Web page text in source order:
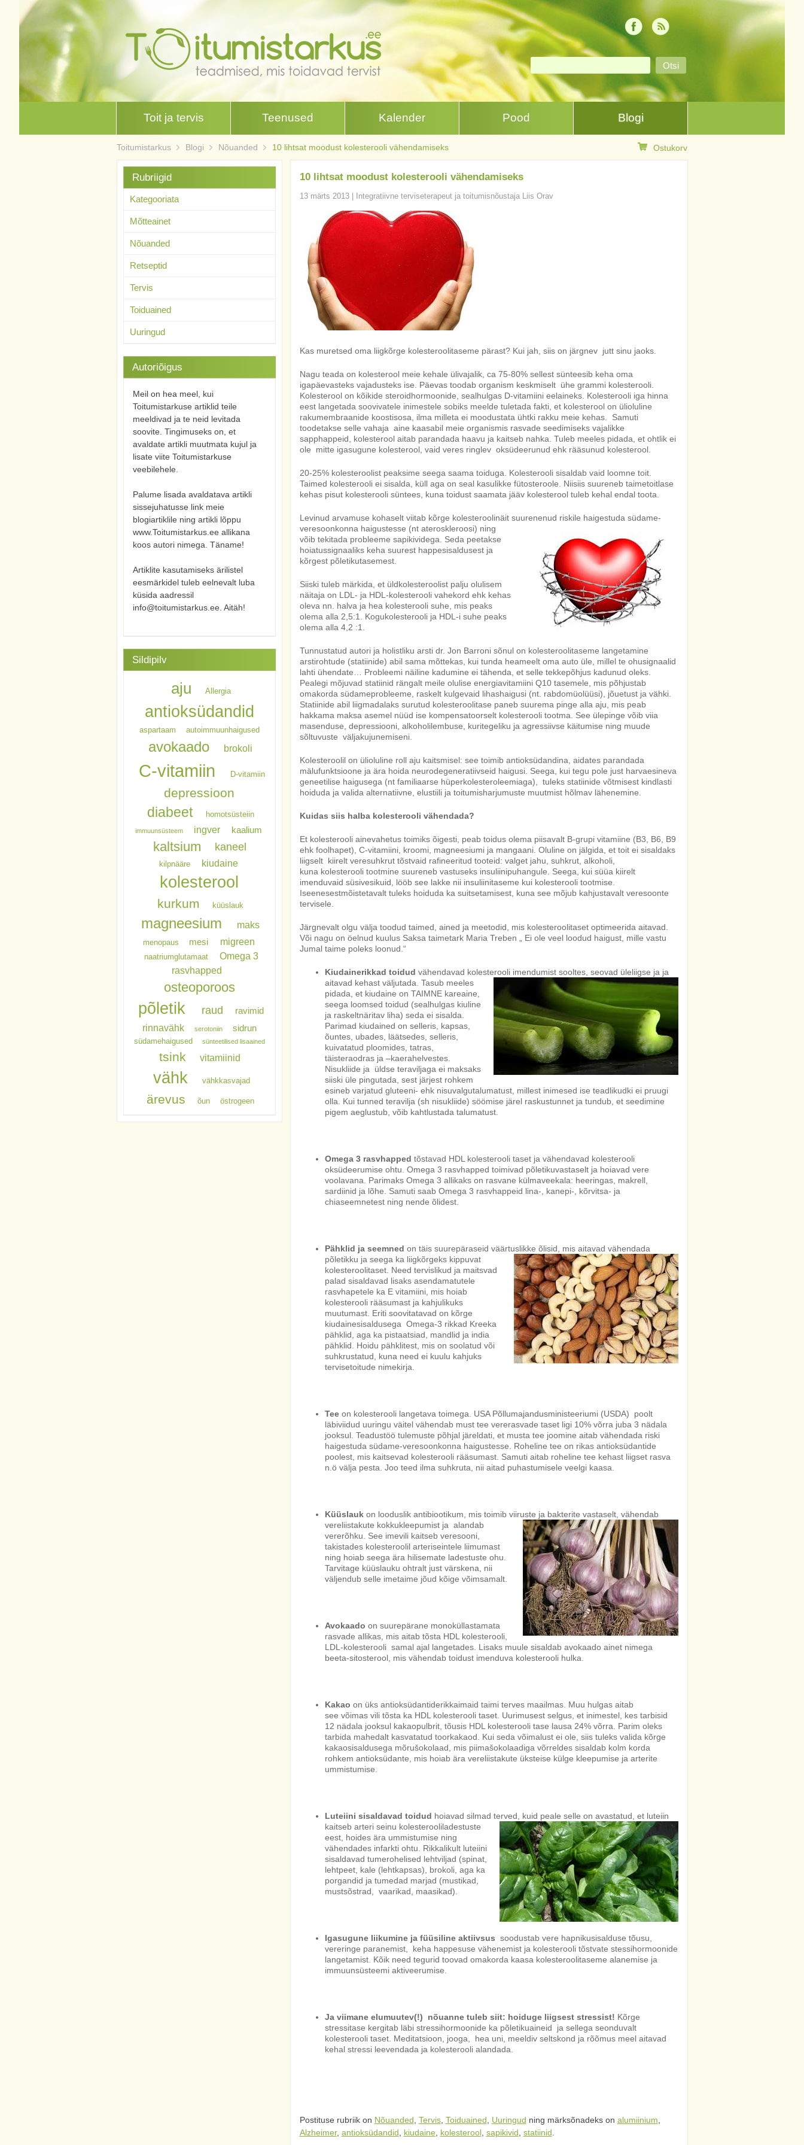
Toit ja tervis Teenused Kalender Pood Blogi
Toitumistarkus Blogi Nõuanded 10 lihtsat moodust kolesterooli vähendamiseks Ostukorv
10 lihtsat moodust kolesterooli vähendamiseks
13 märts 2013| Integratiivne terviseterapeut ja toitumisnõustaja Liis Orav
Kas muretsed oma liigkõrge kolesteroolitaseme pärast? Kui jah, siis on järgnev jutt sinu jaoks.
Nagu teada on kolesterool meie kehale ülivajalik, ca 75-80% sellest sünteesib keha oma
igapäevasteks vajadusteks ise. Päevas toodab organism keskmiselt ühe grammi kolesterooli.
Kolesterool on kõikide steroidhormoonide, sealhulgas D-vitamiini eelaineks. Kolesterooli iga hinna
eest langetada soovivatele inimestele sobiks meelde tuletada fakti, et kolesterool on ülioluline
rakumembraanide koostisosa, ilma milleta ei moodustata ühtki rakku meie kehas. Samuti
toodetakse selle vahaja aine kaasabil meie organismis rasvade seedimiseks vajalikke
sapphappeid, kolesterool aitab parandada haavu ja kaitseb nahka. Tuleb meeles pidada, et ohtlik ei
ole mitte igasugune kolesterool, vaid veres ringlev oksüdeerunud ehk rääsunud kolesterool.
20-25% kolesteroolist peaksime seega saama toiduga. Kolesterooli sisaldab vaid loomne toit.
Taimed kolesterooli ei sisalda, küll aga on seal kasulikke fütosteroole. Niisiis suureneb taimetoitlase
kehas pisut kolesterooli süntees, kuna toidust saamata jääv kolesterool tuleb kehal endal toota.
Levinud arvamuse kohaselt viitab kõrge kolesteroolinäit suurenenud riskile haigestuda südame-
veresoonkonna haigustesse (nt ateroskleroosi) ning
võib tekitada probleeme sapikividega. Seda peetakse
hoiatussignaaliks keha suurest happesisaldusest ja
kõrgest põletikutasemest.
Siiski tuleb märkida, et üldkolesteroolist palju olulisem
näitaja on LDL- ja HDL-kolesterooli vahekord ehk kehas
oleva nn. halva ja hea kolesterooli suhe, mis peaks
olema alla 2,5:1. Kogukolesterooli ja HDL-i suhe peaks
olema alla 4,2 :1.
Tunnustatud autori ja holistliku arsti dr. Jon Barroni sõnul on kolesteroolitaseme langetamine
arstirohtude (statiinide) abil sama mõttekas, kui tunda heameelt oma auto üle, millel te ohusignaalid
lahti ühendate… Probleemi näiline kadumine ei tähenda, et selle tekkepõhjus kadunud oleks.
Pealegi mõjuvad statiinid rängalt meile olulise energiavitamiini Q10 tasemele, mis põhjustab
omakorda südameprobleeme, raskelt kulgevaid lihashaigusi (nt. rabdomüolüüsi), jõuetust ja vähki.
Statiinide abil liigmadalaks surutud kolesteroolitase paneb suurema pinge alla aju, mis peab
hakkama maksa asemel nüüd ise kompensatoorselt kolesterooli tootma. See ülepinge võib viia
masenduse, depressiooni, alkoholilembuse, kuritegeliku ja agressiivse käitumise ning muude
sõltuvuste väljakujunemiseni.
Kolesteroolil on ülioluline roll aju kaitsmisel: see toimib antioksüdandina, aidates parandada
mälufunktsioone ja ära hoida neurodegeneratiivseid haigusi. Seega, kui tegu pole just harvaesineva
geneetilise haigusega (nt familiaarse hüperkolesteroleemiaga), tuleks statiinide võtmisest kindlasti
hoiduda ja valida alternatiivne, elustiili ja toitumisharjumuste muutmist hõlmav lähenemine.
Kuidas siis halba kolesterooli vähendada?
Et kolesterooli ainevahetus toimiks õigesti, peab toidus olema piisavalt B-grupi vitamiine (B3, B6, B9
ehk foolhapet), C-vitamiini, kroomi, magneesiumi ja mangaani. Oluline on jälgida, et toit ei sisaldaks
liigselt kiirelt veresuhkrut tõstvaid rafineeritud tooteid: valget jahu, suhkrut, alkoholi,
kuna kolesterooli tootmine suureneb vastuseks insuliinipuhangule. Seega, kui süüa kiirelt
imenduvaid süsivesikuid, lööb see lakke nii insuliinitaseme kui kolesterooli tootmise.
Iseenesestmõistetavalt tuleks hoiduda ka suitsetamisest, kuna see mõjub kahjustavalt veresoonte
tervisele.
Järgnevalt olgu välja toodud taimed, ained ja meetodid, mis kolesteroolitaset optimeerida aitavad.
Või nagu on öelnud kuulus Saksa taimetark Maria Treben „ Ei ole veel loodud haigust, mille vastu
Jumal taime poleks loonud.“
Kiudainerikkad toidud vähendavad kolesterooli imendumist sooltes, seovad üleliigse ja ja
aitavad kehast väljutada. Tasub meeles
pidada, et kiudaine on TAIMNE kareaine,
seega loomsed toidud (sealhulgas kiuline
ja raskeltnäritav liha) seda ei sisalda.
Parimad kiudained on selleris, kapsas,
õuntes, ubades, läätsedes, selleris,
kuivatatud ploomides, tatras,
täisteraodras ja –kaerahelvestes.
Nisukliide ja üldse teraviljaga ei maksaks
siiski üle pingutada, sest järjest rohkem
esineb varjatud gluteeni- ehk nisuvalgutalumatust, millest inimesed ise teadlikudki ei pruugi
olla. Kui tunned teravilja (sh nisukliide) söömise järel raskustunnet ja tundub, et seedimine
pigem aeglustub, võib kahtlustada talumatust.
Omega 3 rasvhapped tõstavad HDL kolesterooli taset ja vähendavad kolesterooli
oksüdeerumise ohtu. Omega 3 rasvhapped toimivad põletikuvastaselt ja hoiavad vere
voolavana. Parimaks Omega 3 allikaks on rasvane külmaveekala: heeringas, makrell,
sardiinid ja lõhe. Samuti saab Omega 3 rasvhappeid lina-, kanepi-, kõrvitsa- ja
chiaseemnetest ning nende õlidest.
Pähklid ja seemned on täis suurepäraseid väärtuslikke õlisid, mis aitavad vähendada
põletikku ja seega ka liigkõrgeks kippuvat
kolesteroolitaset. Need tervislikud ja maitsvad
palad sisaldavad lisaks asendamatutele
rasvhapetele ka E vitamiini, mis hoiab
kolesterooli rääsumast ja kahjulikuks
muutumast. Eriti soovitatavad on kõrge
kiudainesisaldusega Omega-3 rikkad Kreeka
pähklid, aga ka pistaatsiad, mandlid ja india
pähklid. Hoidu pähklitest, mis on soolatud või
suhkrustatud, kuna need ei kuulu kahjuks
tervisetoitude nimekirja.
Teeon kolesterooli langetava toimega. USA Põllumajandusministeeriumi (USDA) poolt
läbiviidud uuringu väitel vähendab must tee vererasvade taset ligi 10% võrra juba 3 nädala
jooksul. Teadustöö tulemuste põhjal järeldati, et musta tee joomine aitab vähendada riski
haigestuda südame-veresoonkonna haigustesse. Roheline tee on rikas antioksüdantide
poolest, mis kaitsevad kolesterooli rääsumast. Samuti aitab roheline tee kehast liigset rasva
n.ö välja pesta. Joo teed ilma suhkruta, nii aitad puhastumisele veelgi kaasa.
Küüslaukon looduslik antibiootikum, mis toimib viiruste ja bakterite vastaselt, vähendab
vereliistakute kokkukleepumist ja alandab
vererõhku. See imevili kaitseb veresooni,
takistades kolesteroolil arteriseintele liimumast
ning hoiab seega ära hilisemate ladestuste ohu.
Tarvitage küüslauku ohtralt just värskena, nii
väljendub selle imetaime jõud kõige võimsamalt.
Avokaado on suurepärane monoküllastamata
rasvade allikas, mis aitab tõsta HDL kolesterooli,
LDL-kolesterooli samal ajal langetades. Lisaks muule sisaldab avokaado ainet nimega
beeta-sitosterool, mis vähendab toidust imenduva kolesterooli hulka.
Kakao on üks antioksüdantiderikkaimaid taimi terves maailmas. Muu hulgas aitab
see võimas vili tõsta ka HDL kolesterooli taset. Uurimusest selgus, et inimestel, kes tarbisid
12 nädala jooksul kakaopulbrit, tõusis HDL kolesterooli tase lausa 24% võrra. Parim oleks
tarbida mahedalt kasvatatud toorkakaod. Kui seda võimalust ei ole, siis tuleks valida kõrge
kakaosisaldusega mõrušokolaad, mis piimašokolaadiga võrreldes sisaldab kolm korda
rohkem antioksüdante, mis hoiab ära vereliistakute üksteise külge kleepumise ja arterite
ummistumise.
Luteiini sisaldavad toidud hoiavad silmad terved, kuid peale selle on avastatud, et luteiin
kaitseb arteri seinu kolesterooliladestuste
eest, hoides ära ummistumise ning
vähendades infarkti ohtu. Rikkalikult luteiini
sisaldavad tumerohelised lehtviljad (spinat,
lehtpeet, kale (lehtkapsas), brokoli, aga ka
porgandid ja tumedad marjad (mustikad,
mustsõstrad, vaarikad, maasikad).
Igasugune liikumine ja füüsiline aktiivsus soodustab vere hapnikusisalduse tõusu,
vereringe paranemist, keha happesuse vähenemist ja kolesterooli tõstvate stessihormoonide
langetamist. Kõik need tegurid toovad omakorda kaasa kolesteroolitaseme alanemise ja
immuunsüsteemi aktiveerumise.
Ja viimane elumuutev(!) nõuanne tuleb siit: hoiduge liigsest stressist! Kõrge
stressitase kergitab läbi stressihormoonide ka põletikuaineid ja sellega seonduvalt
kolesterooli taset. Meditatsioon, jooga, hea uni, meeldiv seltskond ja rõõmus meel aitavad
kehal stressi leevendada ja kolesterooli alandada.
Postituse rubriik on Nõuanded Tervis, Toiduained Uuringud ning märksõnadeks on alumiinium
Alzheimer, antioksüdandid kiudaine, kolesterool, sapikivid statiinid
Rubriigid
Kategooriata
Mõtteainet
Nõuanded
Retseptid
Tervis
Toiduained
Uuringud
Autoriõigus
Meil on hea meel, kui
Toitumistarkuse artiklid teile
meeldivad ja te neid levitada
soovite. Tingimuseks on, et
avaldate artikli muutmata kujul ja
lisate viite Toitumistarkuse
veebilehele.
Palume lisada avaldatava artikli
sissejuhatusse link meie
blogiartiklile ning artikli lõppu
www.Toitumistarkus.ee allikana
koos autori nimega. Täname!
Artiklite kasutamiseks ärilistel
eesmärkidel tuleb eelnevalt luba
küsida aadressil
info@toitumistarkus.ee. Aitäh!
Sildipilv
aju Allergia
antioksüdandid
aspartaam autoimmuunhaigused
avokaado brokoli
C-vitamiin D-vitamiin
depressioon
diabeet homotsüsteiin
immuunsüsteem ingver kaalium
kaltsium kaneel
kilpnääre kiudaine
kolesterool
kurkum küüslauk
magneesium maks
menopaus mesi migreen
naatriumglutamaat
Omega 3
rasvhapped
osteoporoos
põletik raud ravimid
rinnavähk serotoniin sidrun
südamehaigused sünteetilised lisaained
tsink vitamiinid
vähk vähkkasvajad
ärevus õun östrogeen